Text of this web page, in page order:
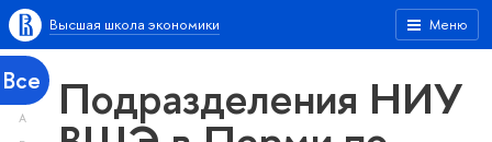
Меню
Высшая школа экономики
Все
А
Подразделения НИУ